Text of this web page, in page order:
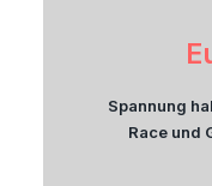
Spannung
Race und